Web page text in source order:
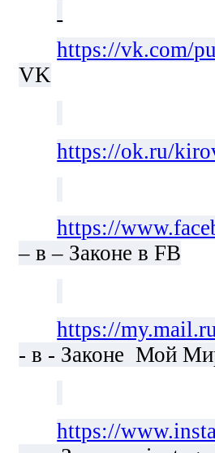
https://vk.com/
VK
https://ok.ru/
https://
– в – Законе в FB
https://
- в - Законе Мой
https://